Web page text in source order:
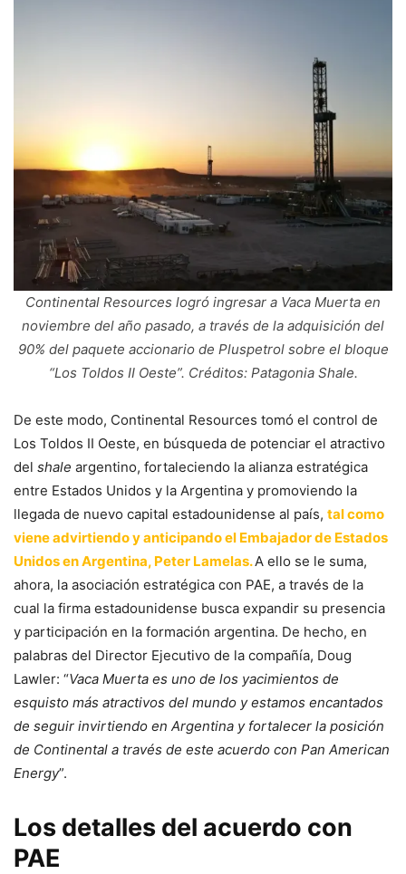
Continental Resources logró ingresar a Vaca Muerta en
noviembre del año pasado, a través de la adquisición del
90% del paquete accionario de Pluspetrol sobre el bloque
“Los Toldos II Oeste”. Créditos: Patagonia Shale.
De este modo, Continental Resources tomó el control de
Los Toldos II Oeste, en búsqueda de potenciar el atractivo
del shale argentino, fortaleciendo la alianza estratégica
entre Estados Unidos y la Argentina y promoviendo la
llegada de nuevo capital estadounidense al país, tal como
viene advirtiendo y anticipando el Embajador de Estados
Unidos en Argentina, Peter Lamelas.A ello se le suma,
ahora, la asociación estratégica con PAE, a través de la
cual la firma estadounidense busca expandir su presencia
y participación en la formación argentina. De hecho, en
palabras del Director Ejecutivo de la compañía, Doug
Lawler: “Vaca Muerta es uno de los yacimientos de
esquisto más atractivos del mundo y estamos encantados
de seguir invirtiendo en Argentina y fortalecer la posición
de Continental a través de este acuerdo con Pan American
Energy”.
Los detalles del acuerdo con
PAE